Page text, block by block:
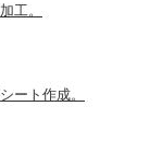
工。
ート作成。